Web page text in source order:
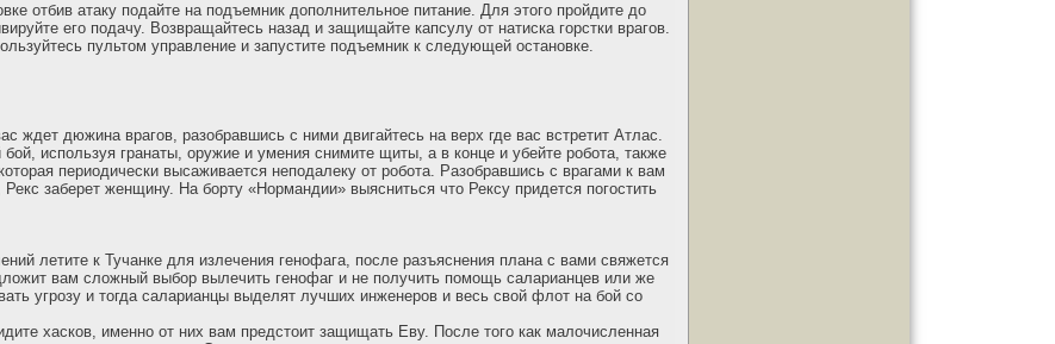
отбив атаку подайте на подъемник дополнительное питание. Для этого пройдите до
его подачу. Возвращайтесь назад и защищайте капсулу от натиска горстки врагов.
пультом управление и запустите подъемник к следующей остановке.
ждет дюжина врагов, разобравшись с ними двигайтесь на верх где вас встретит Атлас.
используя гранаты, оружие и умения снимите щиты, а в конце и убейте робота, также
периодически высаживается неподалеку от робота. Разобравшись с врагами к вам
Рекс заберет женщину. На борту «Нормандии» выясниться что Рексу придется погостить
летите к Тучанке для излечения генофага, после разъяснения плана с вами свяжется
вам сложный выбор вылечить генофаг и не получить помощь саларианцев или же
угрозу и тогда саларианцы выделят лучших инженеров и весь свой флот на бой со
хасков, именно от них вам предстоит защищать Еву. После того как малочисленная